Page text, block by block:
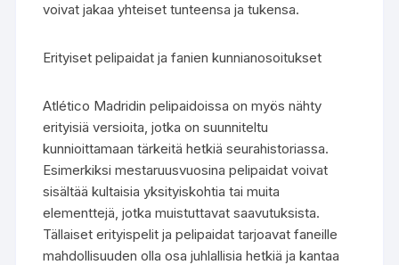
voivat jakaa yhteiset tunteensa ja tukensa.
Erityiset pelipaidat ja fanien kunnianosoitukset
Atlético Madridin pelipaidoissa on myös nähty
erityisiä versioita, jotka on suunniteltu
kunnioittamaan tärkeitä hetkiä seurahistoriassa.
Esimerkiksi mestaruusvuosina pelipaidat voivat
sisältää kultaisia yksityiskohtia tai muita
elementtejä, jotka muistuttavat saavutuksista.
Tällaiset erityispelit ja pelipaidat tarjoavat faneille
mahdollisuuden olla osa juhlallisia hetkiä ja kantaa